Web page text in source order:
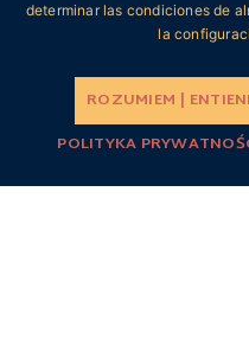
PATRONAT |PATROCINIO
determinar las condiciones de
la
ROZUMIEM |
POLITYKA